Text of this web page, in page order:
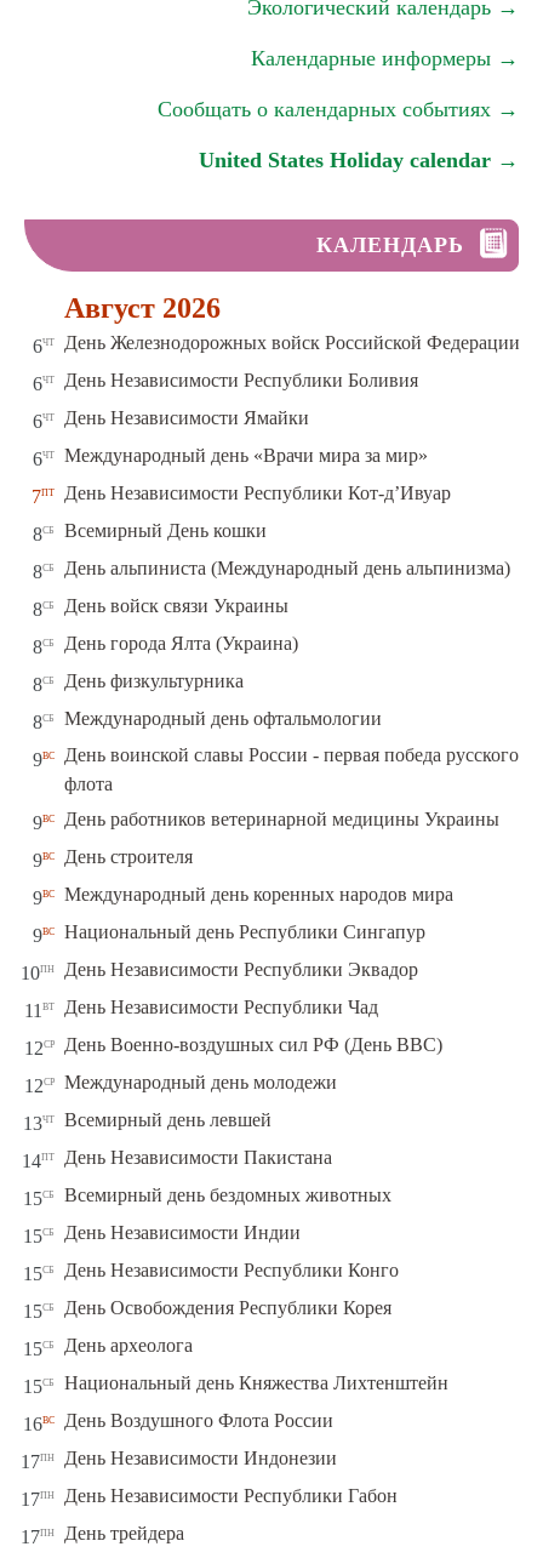
Экологический календарь →
Календарные информеры →
Сообщать о календарных событиях →
United States Holiday calendar →
КАЛЕНДАРЬ
Август 2026
6чт День Железнодорожных войск Российской Федерации
6чт День Независимости Республики Боливия
6чт День Независимости Ямайки
6чт Международный день «Врачи мира за мир»
7пт День Независимости Республики Кот-д’Ивуар
8сб Всемирный День кошки
8сб День альпиниста (Международный день альпинизма)
8сб День войск связи Украины
8сб День города Ялта (Украина)
8сб День физкультурника
8сб Международный день офтальмологии
9вс
День воинской славы России - первая победа русского
флота
9вс День работников ветеринарной медицины Украины
9вс День строителя
9вс Международный день коренных народов мира
9вс Национальный день Республики Сингапур
10пн День Независимости Республики Эквадор
11 вт День Независимости Республики Чад
12ср День Военно-воздушных сил РФ (День ВВС)
12ср Международный день молодежи
13чт Всемирный день левшей
14пт День Независимости Пакистана
15сб Всемирный день бездомных животных
15сб День Независимости Индии
15сб День Независимости Республики Конго
15сб День Освобождения Республики Корея
15сб День археолога
15сб Национальный день Княжества Лихтенштейн
16вс День Воздушного Флота России
17пн День Независимости Индонезии
17пн День Независимости Республики Габон
17пн
День трейдера